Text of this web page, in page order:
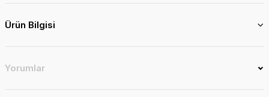
Ürün Bilgisi
Yorumlar